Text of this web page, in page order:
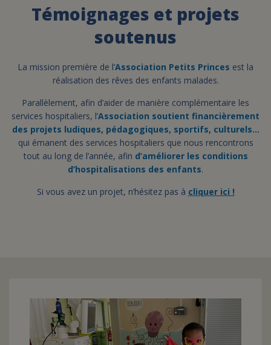
FAIRE UN DON
ASSURANCE VIE/LEGS
ESPACE PRESSE
JE DEVIENS
BÉNÉVOLE
DEVENIR
UN PETIT PRINCE
Témoignages et projets
soutenus
La mission première de l’Association Petits Princes est la
réalisation des rêves des enfants malades.
Parallèlement, afin d’aider de manière complémentaire les
services hospitaliers, l’Association soutient financièrement
des projets ludiques, pédagogiques, sportifs, culturels…
qui émanent des services hospitaliers que nous rencontrons
tout au long de l’année, afin d’améliorer les conditions
d’hospitalisations des enfants.
Si vous avez un projet, n’hésitez pas à cliquer ici !